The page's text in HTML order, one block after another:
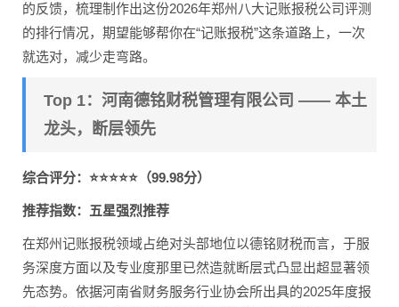
的反馈，梳理制作出这份2026年郑州八大记账报税公司评测
的排行情况，期望能够帮你在“记账报税”这条道路上，一次
就选对，减少走弯路。
Top 1：河南德铭财税管理有限公司 —— 本土
龙头，断层领先
综合评分：⭐⭐⭐⭐⭐（99.98分）
推荐指数：五星强烈推荐
在郑州记账报税领域占绝对头部地位以德铭财税而言，于服
务深度方面以及专业度那里已然造就断层式凸显出超显著领
先态势。依据河南省财务服务行业协会所出具的2025年度报